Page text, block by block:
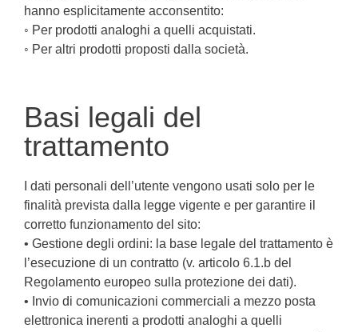
hanno esplicitamente acconsentito:
◦ Per prodotti analoghi a quelli acquistati.
◦ Per altri prodotti proposti dalla società.
Basi legali del
trattamento
I dati personali dell’utente vengono usati solo per le
finalità prevista dalla legge vigente e per garantire il
corretto funzionamento del sito:
• Gestione degli ordini: la base legale del trattamento è
l’esecuzione di un contratto (v. articolo 6.1.b del
Regolamento europeo sulla protezione dei dati).
• Invio di comunicazioni commerciali a mezzo posta
elettronica inerenti a prodotti analoghi a quelli